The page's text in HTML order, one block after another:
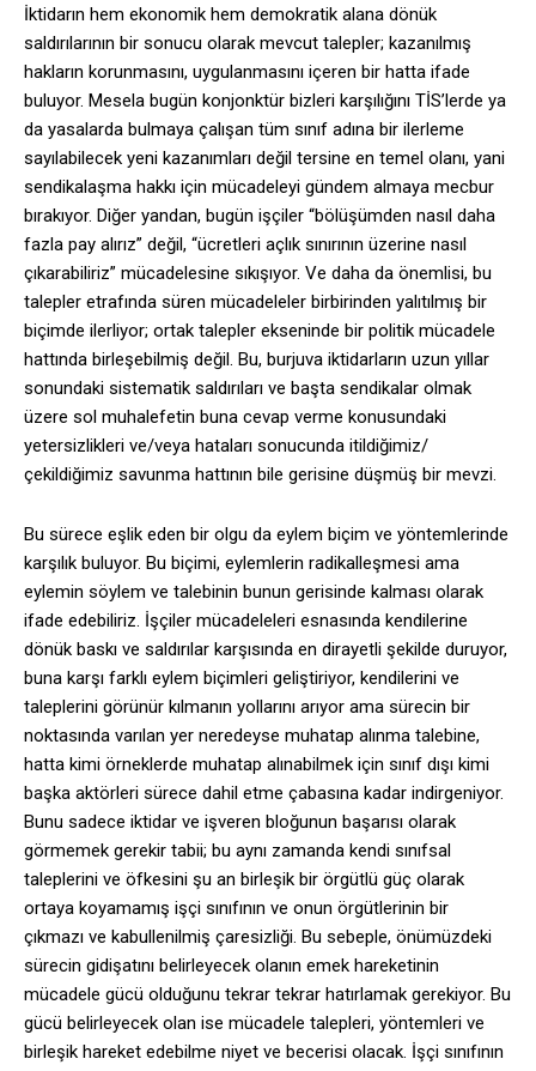
İktidarın hem ekonomik hem demokratik alana dönük
saldırılarının bir sonucu olarak mevcut talepler; kazanılmış
hakların korunmasını, uygulanmasını içeren bir hatta ifade
buluyor. Mesela bugün konjonktür bizleri karşılığını TİS’lerde ya
da yasalarda bulmaya çalışan tüm sınıf adına bir ilerleme
sayılabilecek yeni kazanımları değil tersine en temel olanı, yani
sendikalaşma hakkı için mücadeleyi gündem almaya mecbur
bırakıyor. Diğer yandan, bugün işçiler “bölüşümden nasıl daha
fazla pay alırız” değil, “ücretleri açlık sınırının üzerine nasıl
çıkarabiliriz” mücadelesine sıkışıyor. Ve daha da önemlisi, bu
talepler etrafında süren mücadeleler birbirinden yalıtılmış bir
biçimde ilerliyor; ortak talepler ekseninde bir politik mücadele
hattında birleşebilmiş değil. Bu, burjuva iktidarların uzun yıllar
sonundaki sistematik saldırıları ve başta sendikalar olmak
üzere sol muhalefetin buna cevap verme konusundaki
yetersizlikleri ve/veya hataları sonucunda itildiğimiz/
çekildiğimiz savunma hattının bile gerisine düşmüş bir mevzi.
Bu sürece eşlik eden bir olgu da eylem biçim ve yöntemlerinde
karşılık buluyor. Bu biçimi, eylemlerin radikalleşmesi ama
eylemin söylem ve talebinin bunun gerisinde kalması olarak
ifade edebiliriz. İşçiler mücadeleleri esnasında kendilerine
dönük baskı ve saldırılar karşısında en dirayetli şekilde duruyor,
buna karşı farklı eylem biçimleri geliştiriyor, kendilerini ve
taleplerini görünür kılmanın yollarını arıyor ama sürecin bir
noktasında varılan yer neredeyse muhatap alınma talebine,
hatta kimi örneklerde muhatap alınabilmek için sınıf dışı kimi
başka aktörleri sürece dahil etme çabasına kadar indirgeniyor.
Bunu sadece iktidar ve işveren bloğunun başarısı olarak
görmemek gerekir tabii; bu aynı zamanda kendi sınıfsal
taleplerini ve öfkesini şu an birleşik bir örgütlü güç olarak
ortaya koyamamış işçi sınıfının ve onun örgütlerinin bir
çıkmazı ve kabullenilmiş çaresizliği. Bu sebeple, önümüzdeki
sürecin gidişatını belirleyecek olanın emek hareketinin
mücadele gücü olduğunu tekrar tekrar hatırlamak gerekiyor. Bu
gücü belirleyecek olan ise mücadele talepleri, yöntemleri ve
birleşik hareket edebilme niyet ve becerisi olacak. İşçi sınıfının